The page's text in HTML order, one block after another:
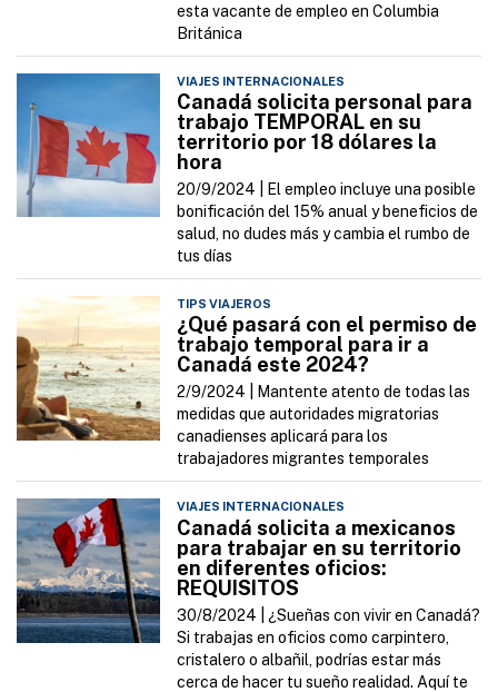
esta vacante de empleo en Columbia
Británica
VIAJES INTERNACIONALES
Canadá solicita personal para
trabajo TEMPORAL en su
territorio por 18 dólares la
hora
20/9/2024 |
El empleo incluye una posible
bonificación del 15% anual y beneficios de
salud, no dudes más y cambia el rumbo de
tus días
TIPS VIAJEROS
¿Qué pasará con el permiso de
trabajo temporal para ir a
Canadá este 2024?
2/9/2024 |
Mantente atento de todas las
medidas que autoridades migratorias
canadienses aplicará para los
trabajadores migrantes temporales
VIAJES INTERNACIONALES
Canadá solicita a mexicanos
para trabajar en su territorio
en diferentes oficios:
REQUISITOS
30/8/2024 | ¿Sueñas con vivir en Canadá?
Si trabajas en oficios como carpintero,
cristalero o albañil, podrías estar más
cerca de hacer tu sueño realidad. Aquí te